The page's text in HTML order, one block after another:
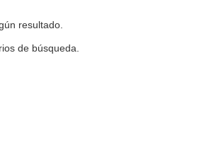
resultado.
de búsqueda.